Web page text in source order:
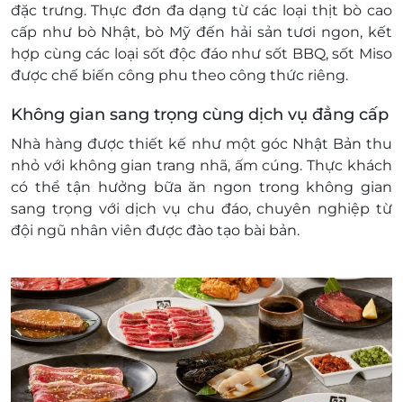
đặc trưng. Thực đơn đa dạng từ các loại thịt bò cao
cấp như bò Nhật, bò Mỹ đến hải sản tươi ngon, kết
hợp cùng các loại sốt độc đáo như sốt BBQ, sốt Miso
được chế biến công phu theo công thức riêng.
Không gian sang trọng cùng dịch vụ đẳng cấp
Nhà hàng được thiết kế như một góc Nhật Bản thu
nhỏ với không gian trang nhã, ấm cúng. Thực khách
có thể tận hưởng bữa ăn ngon trong không gian
sang trọng với dịch vụ chu đáo, chuyên nghiệp từ
đội ngũ nhân viên được đào tạo bài bản.